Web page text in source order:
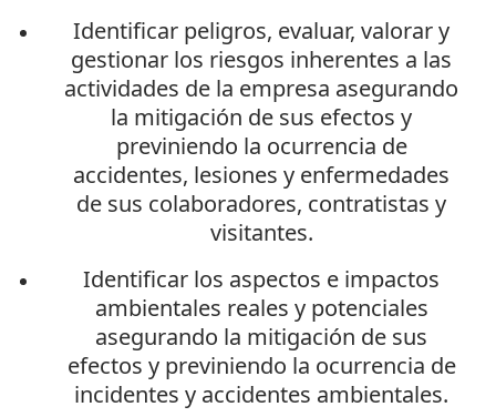
Identificar peligros, evaluar, valorar y
gestionar los riesgos inherentes a las
actividades de la empresa asegurando
la mitigación de sus efectos y
previniendo la ocurrencia de
accidentes, lesiones y enfermedades
de sus colaboradores, contratistas y
visitantes.
Identificar los aspectos e impactos
ambientales reales y potenciales
asegurando la mitigación de sus
efectos y previniendo la ocurrencia de
incidentes y accidentes ambientales.